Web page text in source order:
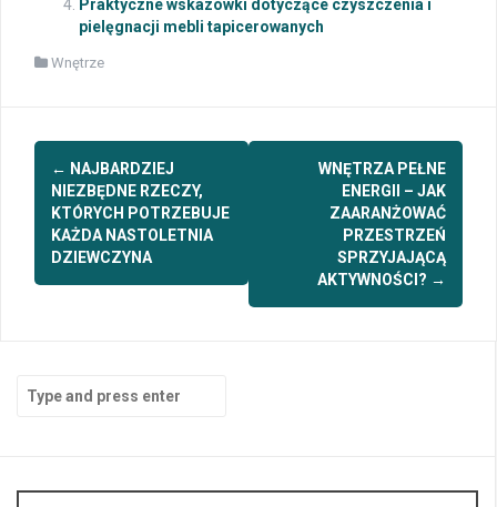
Praktyczne wskazówki dotyczące czyszczenia i
pielęgnacji mebli tapicerowanych
Wnętrze
Post
navigation
← NAJBARDZIEJ
NIEZBĘDNE RZECZY,
KTÓRYCH POTRZEBUJE
KAŻDA NASTOLETNIA
DZIEWCZYNA
WNĘTRZA PEŁNE
ENERGII – JAK
ZAARANŻOWAĆ
PRZESTRZEŃ
SPRZYJAJĄCĄ
AKTYWNOŚCI? →
for: